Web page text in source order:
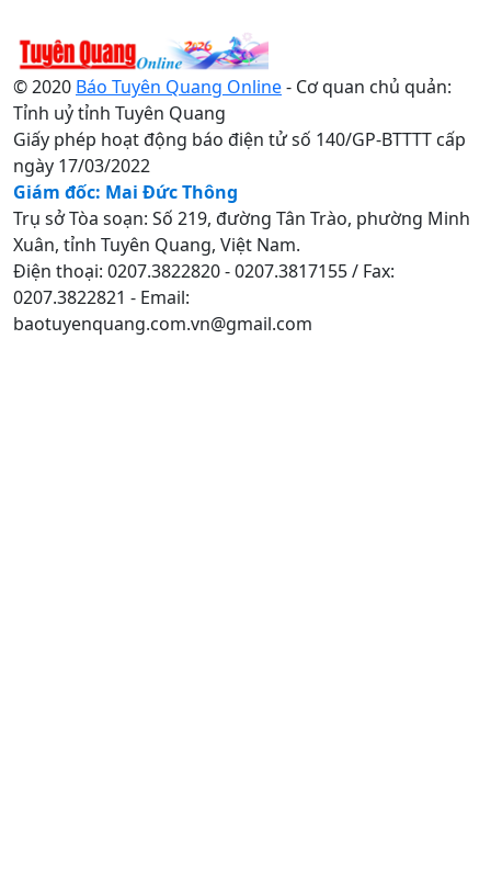
© 2020 Báo Tuyên Quang Online- Cơ quan chủ quản:
Tỉnh uỷ tỉnh Tuyên Quang
Giấy phép hoạt động báo điện tử số 140/GP-BTTTT cấp
ngày 17/03/2022
Giám đốc: Mai Đức Thông
Trụ sở Tòa soạn: Số 219, đường Tân Trào, phường Minh
Xuân, tỉnh Tuyên Quang, Việt Nam.
Điện thoại: 0207.3822820 - 0207.3817155 / Fax:
0207.3822821 - Email:
baotuyenquang.com.vn@gmail.com